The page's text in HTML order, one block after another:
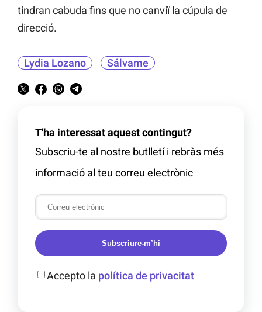
tindran cabuda fins que no canviï la cúpula de
direcció.
Lydia Lozano Sálvame
T'ha interessat aquest contingut?
Subscriu-te al nostre butlletí i rebràs més
informació al teu correu electrònic
Subscriure-m’hi
Accepto la política de privacitat